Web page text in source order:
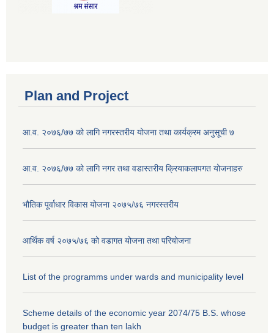
Plan and Project
आ.व. २०७६/७७ को लागि नगरस्तरीय योजना तथा कार्यक्रम अनुसूची ७
आ.व. २०७६/७७ को लागि नगर तथा वडास्तरीय क्रियाकलापगत योजनाहरु
भौतिक पूर्वाधार विकास योजना २०७५/७६ नगरस्तरीय
आर्थिक वर्ष २०७५/७६ को वडागत योजना तथा परियोजना
List of the programms under wards and municipality level
Scheme details of the economic year 2074/75 B.S. whose
budget is greater than ten lakh